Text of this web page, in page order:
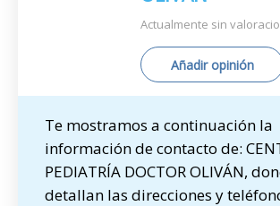
Actualmente sin
Añadir opinión
Te mostramos a continuación la
información de contacto de:
PEDIATRÍA DOCTOR OLIVÁN,
detallan las direcciones y